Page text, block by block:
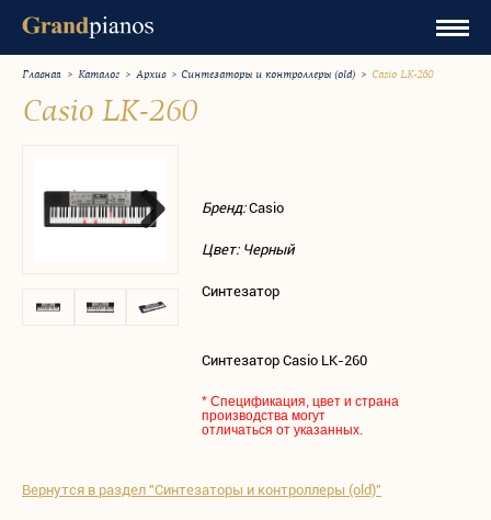
Главная > Каталог > Архив > Синтезаторы и контроллеры (old) > Casio LK-260
Casio LK-260
Бренд:Casio
Цвет: Черный
Синтезатор
Синтезатор Casio LK-260
* Спецификация, цвет и страна
производства могут
отличаться от указанных.
Вернутся в раздел "Синтезаторы и контроллеры (old)"